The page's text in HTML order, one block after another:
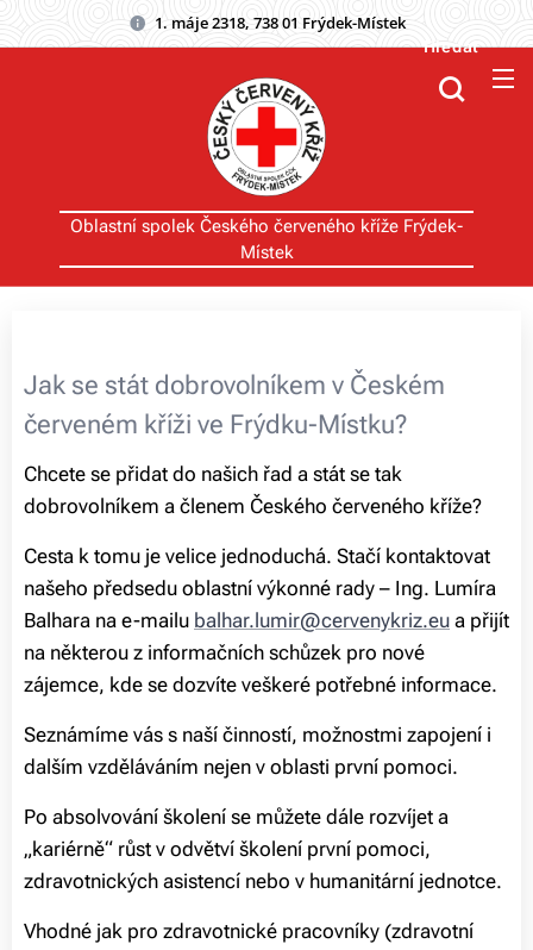
1. máje 2318, 738 01 Frýdek-Místek
Oblastní spolek Českého červeného kříže Frýdek-
Místek
Hledat
Jak se stát dobrovolníkem v Českém
červeném kříži ve Frýdku-Místku?
Chcete se přidat do našich řad a stát se tak
dobrovolníkem a členem Českého červeného kříže?
Cesta k tomu je velice jednoduchá. Stačí kontaktovat
našeho předsedu oblastní výkonné rady – Ing. Lumíra
Balhara na e-mailu balhar.lumir@cervenykriz.eu a přijít
na některou z informačních schůzek pro nové
zájemce, kde se dozvíte veškeré potřebné informace.
Seznámíme vás s naší činností, možnostmi zapojení i
dalším vzděláváním nejen v oblasti první pomoci.
Po absolvování školení se můžete dále rozvíjet a
„kariérně“ růst v odvětví školení první pomoci,
zdravotnických asistencí nebo v humanitární jednotce.
Vhodné jak pro zdravotnické pracovníky (zdravotní